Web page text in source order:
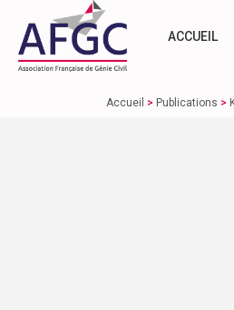
ACCUEIL
Accueil > Publications >